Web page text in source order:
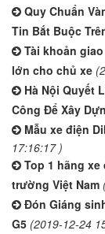
Quy Chuẩn
Tin Bắt Buộc
Tài khoản
lớn cho chủ xe
Hà Nội Quyết
Công Để Xây
Mẫu xe điện
17:16:17 )
Top 1 hãng
trường Việt Nam
Đón Giáng
G5 (2019-12-24